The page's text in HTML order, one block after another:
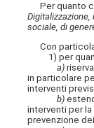
Per quanto
sociale, di
Con
1) per
a)
in particolare
interventi
b)
interventi per
prevenzione